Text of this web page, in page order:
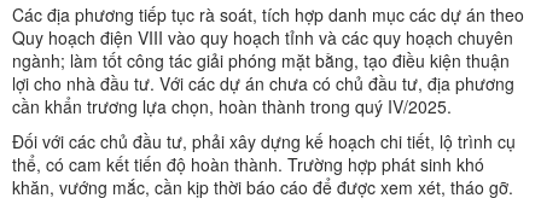
Các địa phương tiếp tục rà soát, tích hợp danh mục các dự án theo
Quy hoạch điện VIII vào quy hoạch tỉnh và các quy hoạch chuyên
ngành; làm tốt công tác giải phóng mặt bằng, tạo điều kiện thuận
lợi cho nhà đầu tư. Với các dự án chưa có chủ đầu tư, địa phương
cần khẩn trương lựa chọn, hoàn thành trong quý IV/2025.
Đối với các chủ đầu tư, phải xây dựng kế hoạch chi tiết, lộ trình cụ
thể, có cam kết tiến độ hoàn thành. Trường hợp phát sinh khó
khăn, vướng mắc, cần kịp thời báo cáo để được xem xét, tháo gỡ.